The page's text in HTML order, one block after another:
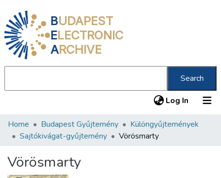
BUDAPEST
ELECTRONIC
ARCHIVE
Search
Log In (current)
Communities & Collections
Statistics
Home Budapest Gyűjtemény
Különgyűjtemények
Sajtókivágat-gyűjtemény
Vörösmarty
Vörösmarty